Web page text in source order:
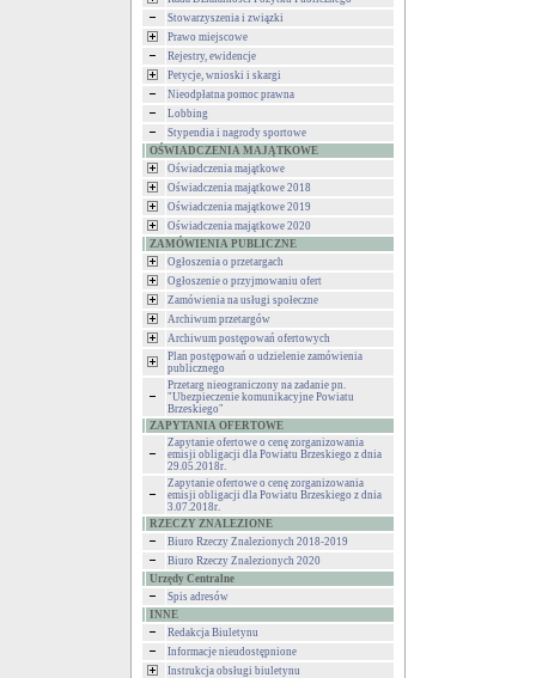
Stowarzyszenia i związki
Prawo miejscowe
Rejestry, ewidencje
Petycje, wnioski i skargi
Nieodpłatna pomoc prawna
Lobbing
Stypendia i nagrody sportowe
OŚWIADCZENIA MAJĄTKOWE
Oświadczenia majątkowe
Oświadczenia majątkowe 2018
Oświadczenia majątkowe 2019
Oświadczenia majątkowe 2020
ZAMÓWIENIA PUBLICZNE
Ogłoszenia o przetargach
Ogłoszenie o przyjmowaniu ofert
Zamówienia na usługi społeczne
Archiwum przetargów
Archiwum postępowań ofertowych
Plan postępowań o udzielenie zamówienia
publicznego
Przetarg nieograniczony na zadanie pn.
"Ubezpieczenie komunikacyjne Powiatu
Brzeskiego"
ZAPYTANIA OFERTOWE
Zapytanie ofertowe o cenę zorganizowania
emisji obligacji dla Powiatu Brzeskiego z dnia
29.05.2018r.
Zapytanie ofertowe o cenę zorganizowania
emisji obligacji dla Powiatu Brzeskiego z dnia
3.07.2018r.
RZECZY ZNALEZIONE
Biuro Rzeczy Znalezionych 2018-2019
Biuro Rzeczy Znalezionych 2020
Urzędy Centralne
Spis adresów
INNE
Redakcja Biuletynu
Informacje nieudostępnione
Instrukcja obsługi biuletynu